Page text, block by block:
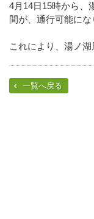
4月14日15時から、
間が、通行可能にな
これにより、湯ノ
一覧へ戻る